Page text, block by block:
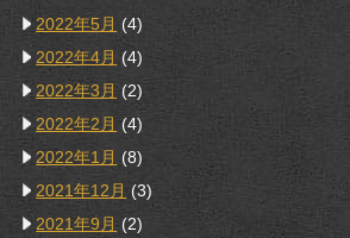
2022年5月 (4)
2022年4月 (4)
2022年3月 (2)
2022年2月 (4)
2022年1月 (8)
2021年12月 (3)
2021年9月 (2)